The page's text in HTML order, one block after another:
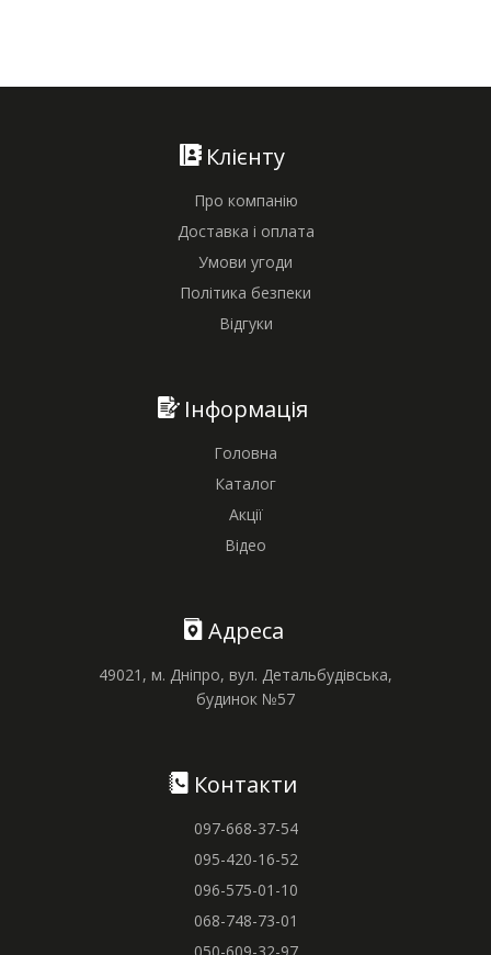
Клієнту
Про компанію
Доставка і оплата
Умови угоди
Політика безпеки
Відгуки
Інформація
Головна
Каталог
Акції
Відео
Адреса
49021, м. Дніпро, вул. Детальбудівська,
будинок №57
Контакти
097-668-37-54
095-420-16-52
096-575-01-10
068-748-73-01